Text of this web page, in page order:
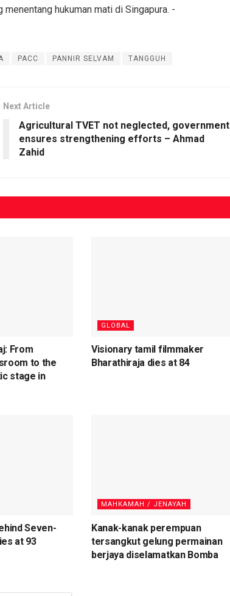
hukuman mati di Singapura. -
PACC PANNIR SELVAM TANGGUH
Next Article
Agricultural TVET not neglected, government
ensures strengthening efforts – Ahmad
Zahid
From
to the
stage in
GLOBAL
Visionary tamil filmmaker
Bharathiraja dies at 84
Seven-
at 93
MAHKAMAH / JENAYAH
Kanak-kanak perempuan
tersangkut gelung permainan
berjaya diselamatkan Bomba